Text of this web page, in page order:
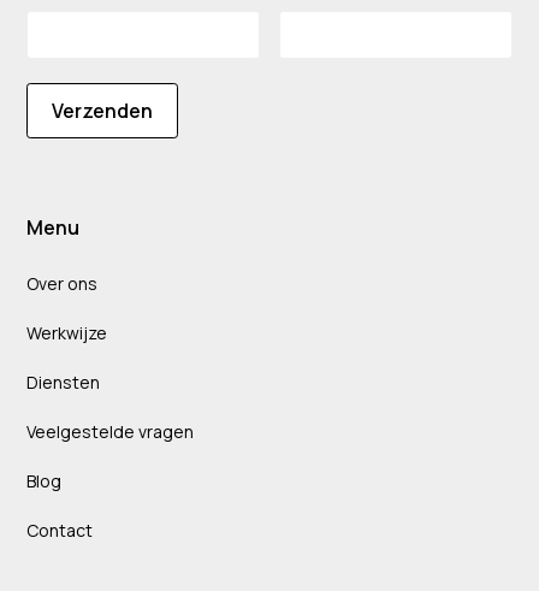
Verzenden
Menu
Over ons
Werkwijze
Diensten
Veelgestelde vragen
Blog
Contact